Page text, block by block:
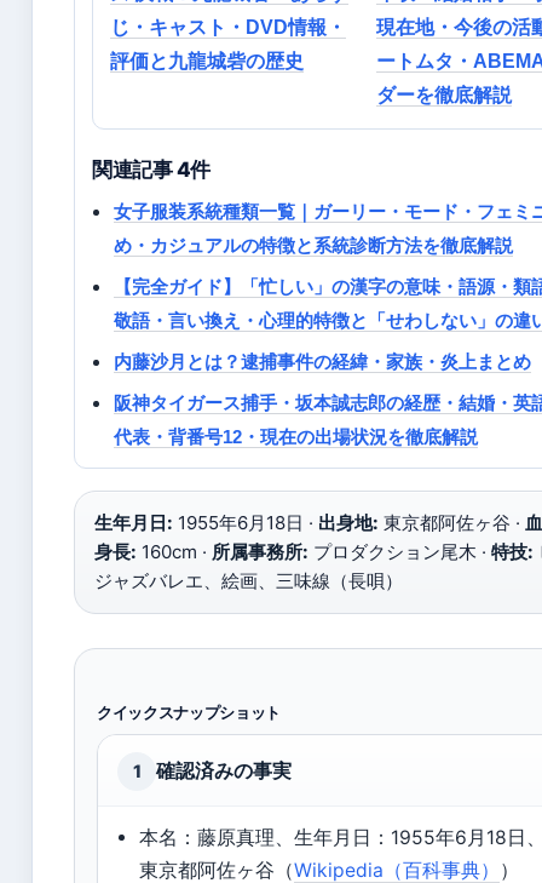
じ・キャスト・DVD情報・
評価と九龍城砦の歴史
現在地・今後の活
ートムタ・
ダーを徹底解説
関連記事 4件
女子服装系統種類一覧｜ガーリー・モード・フェミ
め・カジュアルの特徴と系統診断方法を徹底解説
【完全ガイド】「忙しい」の漢字の意味・語源・類
敬語・言い換え・心理的特徴と「せわしない」の違
内藤沙月とは？逮捕事件の経緯・家族・炎上まとめ
阪神タイガース捕手・坂本誠志郎の経歴・結婚・英
代表・背番号12・現在の出場状況を徹底解説
生年月日: 1955年6月18日 · 出身地: 東京都阿佐ヶ谷 ·
身長: 160cm · 所属事務所: プロダクション尾木 · 特技:
ジャズバレエ、絵画、三味線（長唄）
クイックスナップショット
1 確認済みの事実
本名：藤原真理、生年月日：1955年6月18日
東京都阿佐ヶ谷（Wikipedia（百科事典） ）